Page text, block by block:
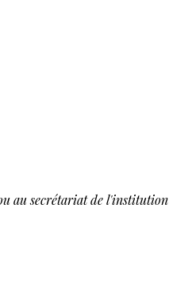
au secrétariat de l'institution